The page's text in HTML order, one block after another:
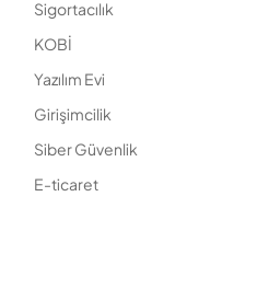
Sigortacılık
KOBİ
Yazılım Evi
Girişimcilik
Siber Güvenlik
E-ticaret